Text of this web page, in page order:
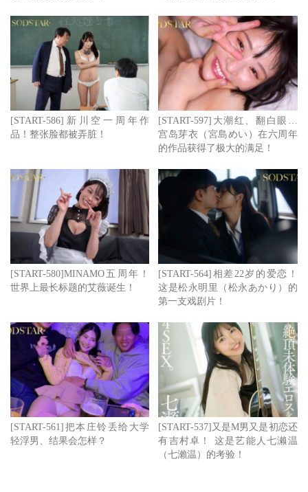
[START-586]新川空一周年作
品！整张脸都被弄脏！
[START-597]大潮红、翻白眼…
宫岛芽衣（宮島めい）在六周年
的作品获得了极大的满足！
[START-580]MINAMO五周年！
世界上最长标题的艾薇诞生！
[START-564]相差22岁的爱恋！
这是松永明里（松永あかり）的
第一支戏剧片！
[START-561]把本庄铃丢给大学
轻浮男、结果会怎样？
[START-537]又是M男又是初恋还
有吉村卓！ 这是艺能人七濑温
（七瀨温）的考验！